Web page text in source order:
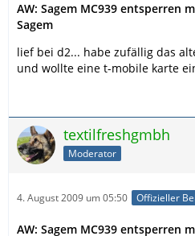
AW: Sagem MC939 entsperren
Sagem
lief bei d2... habe zufällig das
und wollte eine t-mobile karte
textilfreshgmbh
Moderator
4. August 2009 um 05:50 Offizieller
AW: Sagem MC939 entsperren